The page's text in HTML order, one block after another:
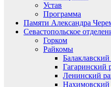
Устав
Программа
Памяти Александра
Севастопольское
Горком
Райкомы
Ленинский